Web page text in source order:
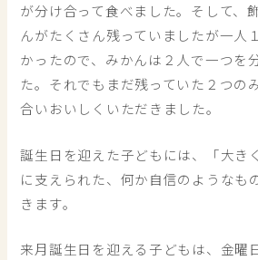
が分け合って食べました。そして、
んがたくさん残っていましたが一人
かったので、みかんは２人で一つを
た。それでもまだ残っていた２つの
合いおいしくいただきました。
誕生日を迎えた子どもには、「大き
に支えられた、何か自信のようなも
きます。
来月誕生日を迎える子どもは、金曜